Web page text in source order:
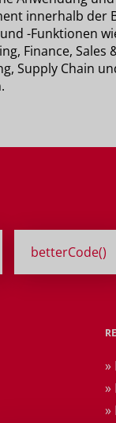
innerhalb der
-Funktionen
Finance, Sales
Supply Chain
betterCode()
»
»
»